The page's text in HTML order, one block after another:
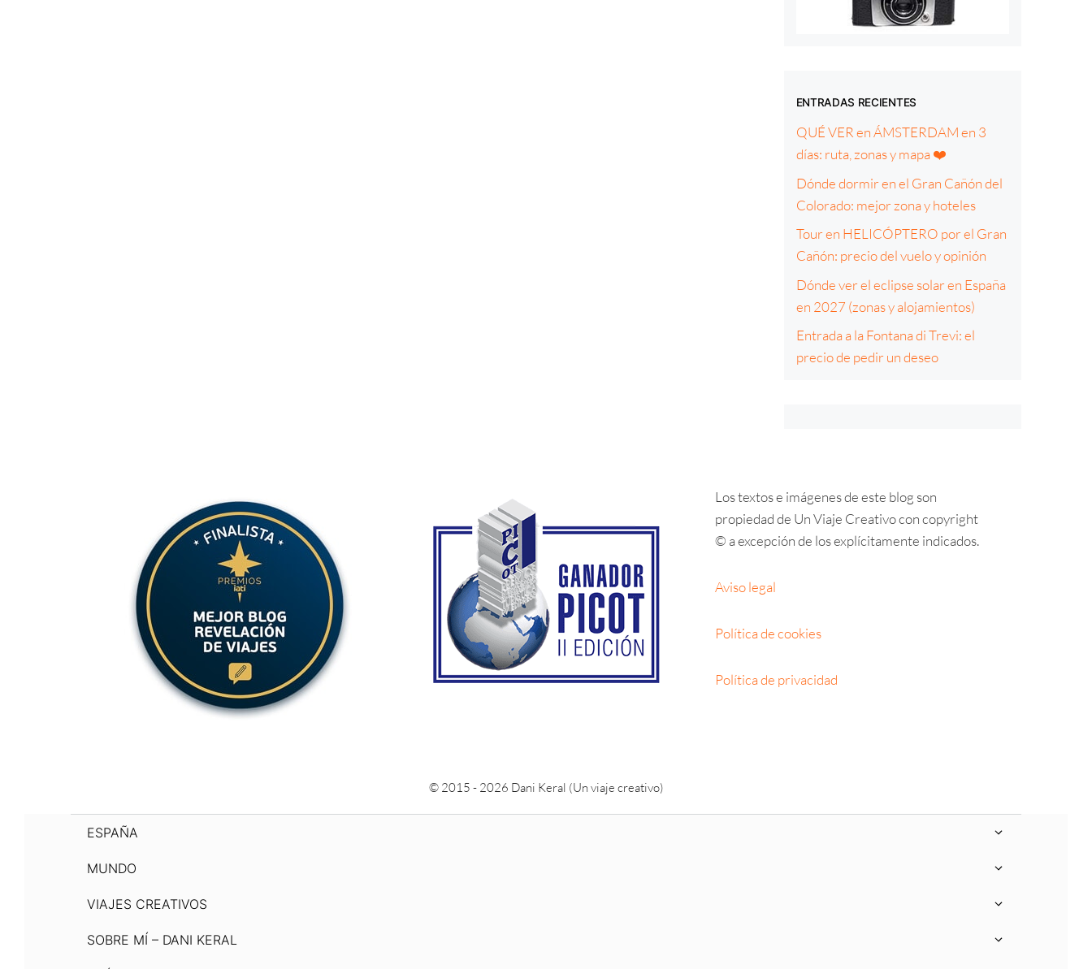
ENTRADAS RECIENTES
QUÉ VER en ÁMSTERDAM en 3
días: ruta, zonas y mapa ❤️
Dónde dormir en el Gran Cañón del
Colorado: mejor zona y hoteles
Tour en HELICÓPTERO por el Gran
Cañón: precio del vuelo y opinión
Dónde ver el eclipse solar en España
en 2027 (zonas y alojamientos)
Entrada a la Fontana di Trevi: el
precio de pedir un deseo
Los textos e imágenes de este blog son
propiedad de Un Viaje Creativo con copyright
© a excepción de los explícitamente indicados.
Aviso legal
Política de cookies
Política de privacidad
© 2015 - 2026 Dani Keral (Un viaje creativo)
ESPAÑA
MUNDO
VIAJES CREATIVOS
SOBRE MÍ – DANI KERAL